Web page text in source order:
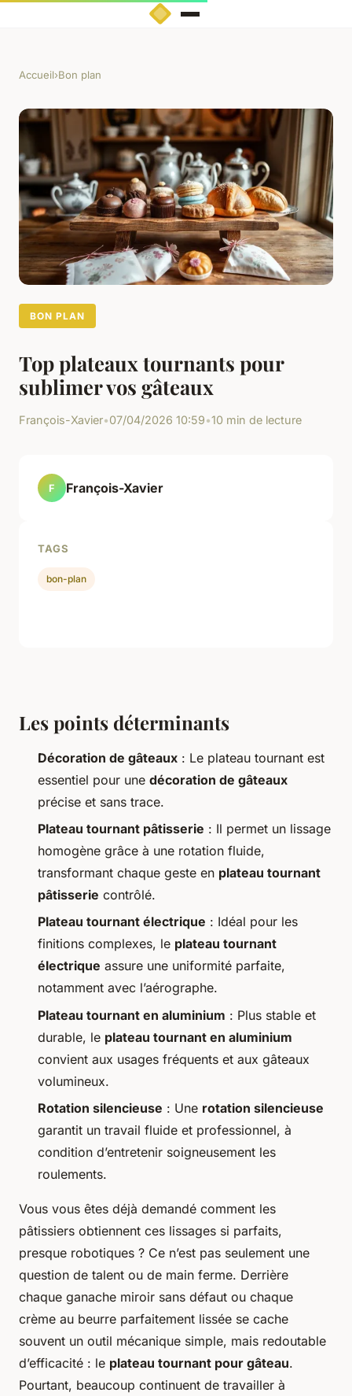
Accueil›Bon plan
BON PLAN
Top plateaux tournants pour
sublimer vos gâteaux
François-Xavier•07/04/2026 10:59•10 min de lecture
Les points déterminants
Décoration de gâteaux : Le plateau tournant est
essentiel pour une décoration de gâteaux
précise et sans trace.
Plateau tournant pâtisserie : Il permet un lissage
homogène grâce à une rotation fluide,
transformant chaque geste en plateau tournant
pâtisserie contrôlé.
Plateau tournant électrique : Idéal pour les
finitions complexes, le plateau tournant
électrique assure une uniformité parfaite,
notamment avec l’aérographe.
Plateau tournant en aluminium : Plus stable et
durable, le plateau tournant en aluminium
convient aux usages fréquents et aux gâteaux
volumineux.
Rotation silencieuse : Une rotation silencieuse
garantit un travail fluide et professionnel, à
condition d’entretenir soigneusement les
roulements.
Vous vous êtes déjà demandé comment les
pâtissiers obtiennent ces lissages si parfaits,
presque robotiques ? Ce n’est pas seulement une
question de talent ou de main ferme. Derrière
chaque ganache miroir sans défaut ou chaque
crème au beurre parfaitement lissée se cache
souvent un outil mécanique simple, mais redoutable
d’efficacité : le plateau tournant pour gâteau.
Pourtant, beaucoup continuent de travailler à
F François-Xavier
TAGS
bon-plan